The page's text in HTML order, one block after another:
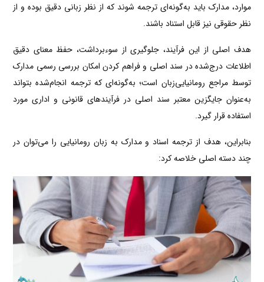
موارد، مدارک باید به‌گونه‌ای ترجمه شوند که از نظر زبانی دقیق بوده و از
نظر حقوقی نیز قابل استناد باشند.
هدف اصلی از این فرآیند، جلوگیری از سوءبرداشت، حفظ معنای دقیق
اطلاعات درج‌شده در سند اصلی و فراهم کردن امکان بررسی رسمی مدارک
توسط مراجع رومانیایی‌زبان است؛ به‌گونه‌ای که ترجمه انجام‌شده بتواند
به‌عنوان جایگزین معتبر سند اصلی در فرآیندهای قانونی و اداری مورد
استفاده قرار گیرد.
بنابراین، هدف از ترجمه اسناد و مدارک به زبان رومانیایی را می‌توان در
چند دسته اصلی خلاصه کرد: